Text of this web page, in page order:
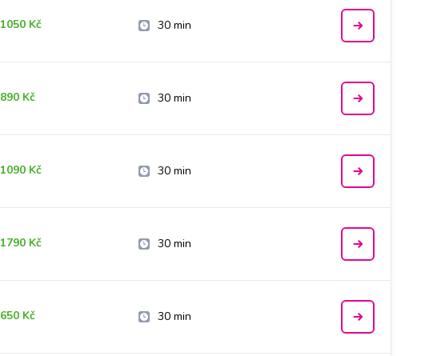
1050 Kč 30 min
890 Kč 30 min
1090 Kč 30 min
1790 Kč 30 min
650 Kč 30 min